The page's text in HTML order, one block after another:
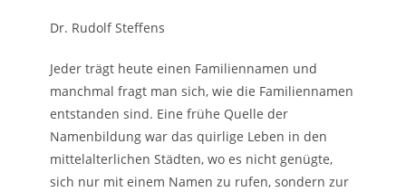
Dr. Rudolf Steffens
Jeder trägt heute einen Familiennamen und
manchmal fragt man sich, wie die Familiennamen
entstanden sind. Eine frühe Quelle der
Namenbildung war das quirlige Leben in den
mittelalterlichen Städten, wo es nicht genügte,
sich nur mit einem Namen zu rufen, sondern zur